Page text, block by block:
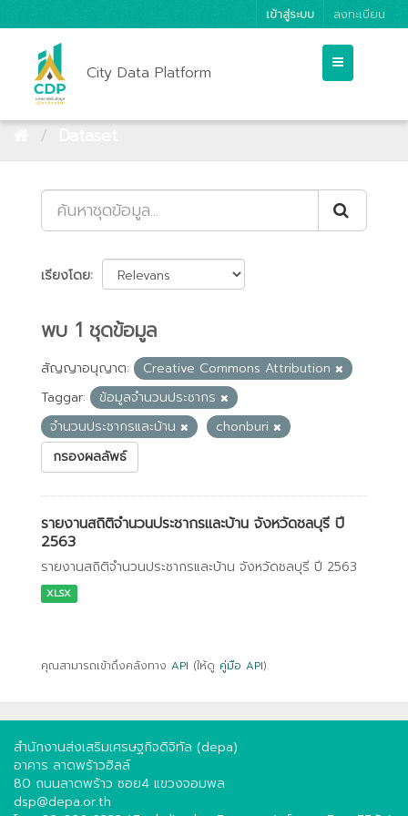
เข้าสู่ระบบ ลงทะเบียน
City Data Platform
เรียงโดย
พบ 1 ชุดข้อมูล
สัญญาอนุญาต:
Creative Commons Attribution
Taggar:
ข้อมูลจำนวนประชากร
จำนวนประชากรและบ้าน
chonburi
กรองผลลัพธ์
รายงานสถิติจำนวนประชากรและบ้าน จังหวัดชลบุรี ปี
2563
รายงานสถิติจำนวนประชากรและบ้าน จังหวัดชลบุรี ปี 2563
XLSX
คุณสามารถเข้าถึงคลังทาง API (ให้ดู คู่มือ API).
สำนักงานส่งเสริมเศรษฐกิจดิจิทัล (depa)
อาคาร ลาดพร้าวฮิลล์
80 ถนนลาดพร้าว ซอย4 แขวงจอมพล
dsp@depa.or.th